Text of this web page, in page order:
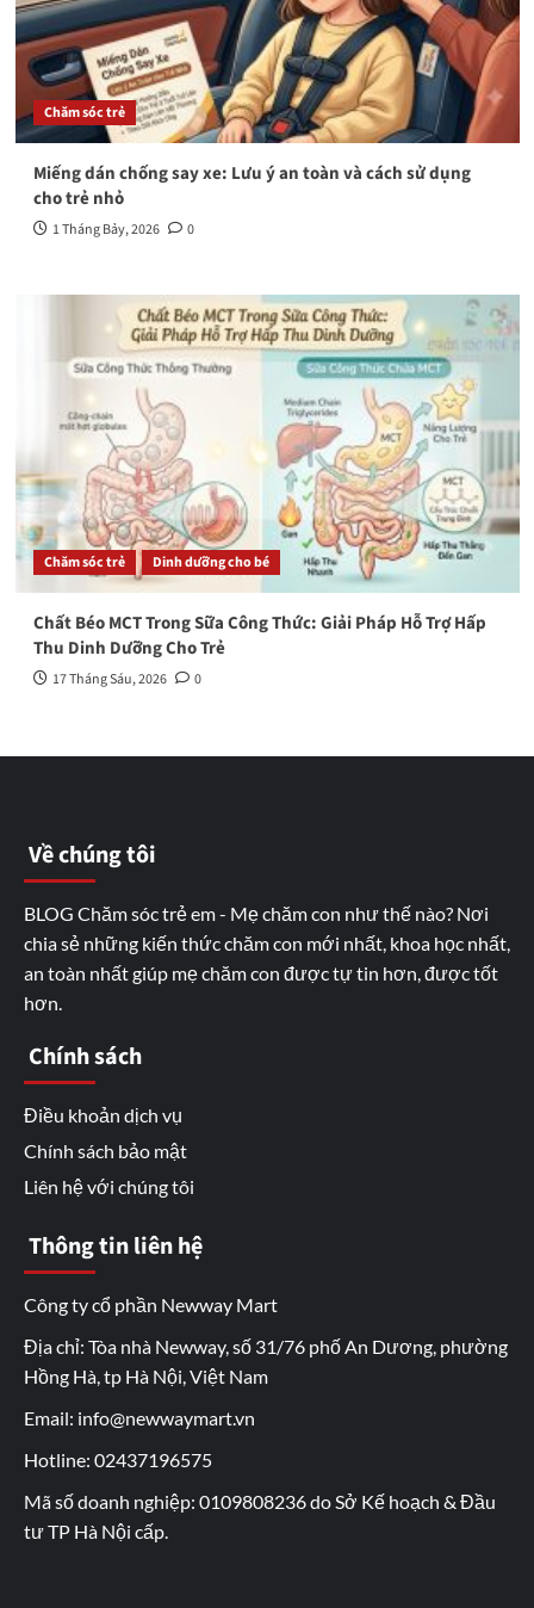
Chăm sóc trẻ
Miếng dán chống say xe: Lưu ý an toàn và cách sử dụng
cho trẻ nhỏ
1 Tháng Bảy, 2026 0
Chăm sóc trẻ Dinh dưỡng cho bé
Chất Béo MCT Trong Sữa Công Thức: Giải Pháp Hỗ Trợ Hấp
Thu Dinh Dưỡng Cho Trẻ
17 Tháng Sáu, 2026 0
Về chúng tôi
BLOG Chăm sóc trẻ em - Mẹ chăm con như thế nào? Nơi
chia sẻ những kiến thức chăm con mới nhất, khoa học nhất,
an toàn nhất giúp mẹ chăm con được tự tin hơn, được tốt
hơn.
Chính sách
Điều khoản dịch vụ
Chính sách bảo mật
Liên hệ với chúng tôi
Thông tin liên hệ
Công ty cổ phần Newway Mart
Địa chỉ: Tòa nhà Newway, số 31/76 phố An Dương, phường
Hồng Hà, tp Hà Nội, Việt Nam
Email: info@newwaymart.vn
Hotline: 02437196575
Mã số doanh nghiệp: 0109808236 do Sở Kế hoạch & Đầu
tư TP Hà Nội cấp.